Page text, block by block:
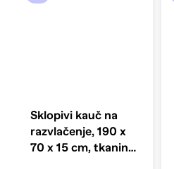
Sklopivi kauč na
razvlačenje, 190 x
70 x 15 cm, tkanina,